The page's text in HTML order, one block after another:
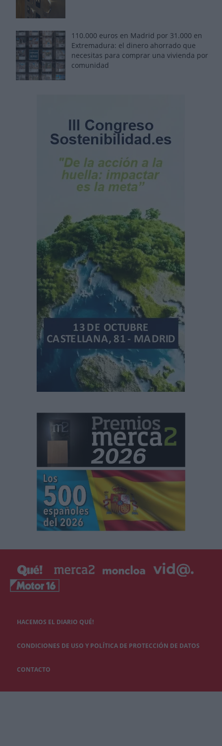
110.000 euros en Madrid por 31.000 en
Extremadura: el dinero ahorrado que
necesitas para comprar una vivienda por
comunidad
HACEMOS EL DIARIO QUÉ!
CONDICIONES DE USO Y POLÍTICA DE PROTECCIÓN DE DATOS
CONTACTO